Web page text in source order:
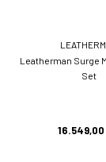
Leatherman Surge
Set